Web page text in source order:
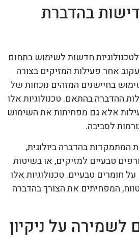
בהדברת
חדשות לשימוש בתחום
אחר פעילות המזיקים בצורה
בחיישנים המזהים נוכחות של
ההדברה בהתאם. טכנולוגיות אלו
אלא גם מפחיתות את השימוש
לסביבה.
המתמקדות בהדברה ביולוגית,
טבעיים למזיקים, או בשיטות
חומרים טבעיים. טכנולוגיות אלו
המפחיתים את הצורך בהדברה
לשמירה על ניקיון